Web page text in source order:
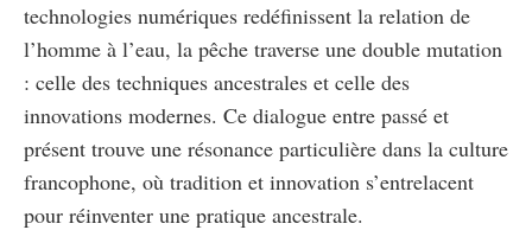
technologies numériques redéfinissent la relation de
l’homme à l’eau, la pêche traverse une double mutation
: celle des techniques ancestrales et celle des
innovations modernes. Ce dialogue entre passé et
présent trouve une résonance particulière dans la culture
francophone, où tradition et innovation s’entrelacent
pour réinventer une pratique ancestrale.